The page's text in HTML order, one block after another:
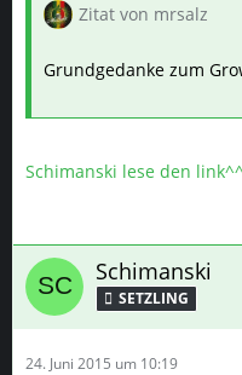
Zitat von mrsalz
Grundgedanke zum
Schimanski lese den link^^
Schimanski
SETZLING
24. Juni 2015 um 10:19